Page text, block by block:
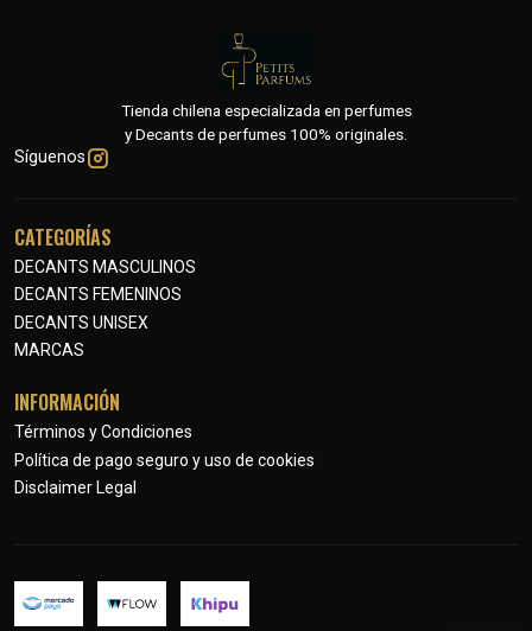
Tienda chilena especializada en perfumes
y Decants de perfumes 100% originales.
Síguenos
CATEGORÍAS
DECANTS MASCULINOS
DECANTS FEMENINOS
DECANTS UNISEX
MARCAS
INFORMACIÓN
Términos y Condiciones
Política de pago seguro y uso de cookies
Disclaimer Legal